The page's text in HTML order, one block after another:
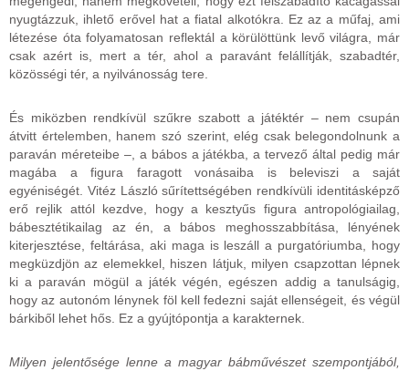
nyugtázzuk, ihlető erővel hat a fiatal alkotókra. Ez az a műfaj, ami
létezése óta folyamatosan reflektál a körülöttünk levő világra, már
csak azért is, mert a tér, ahol a paravánt felállítják, szabadtér,
közösségi tér, a nyilvánosság tere.
És miközben rendkívül szűkre szabott a játéktér – nem csupán
átvitt értelemben, hanem szó szerint, elég csak belegondolnunk a
paraván méreteibe –, a bábos a játékba, a tervező által pedig már
magába a figura faragott vonásaiba is beleviszi a saját
egyéniségét. Vitéz László sűrítettségében rendkívüli identitásképző
erő rejlik attól kezdve, hogy a kesztyűs figura antropológiailag,
bábesztétikailag az én, a bábos meghosszabbítása, lényének
kiterjesztése, feltárása, aki maga is leszáll a purgatóriumba, hogy
megküzdjön az elemekkel, hiszen látjuk, milyen csapzottan lépnek
ki a paraván mögül a játék végén, egészen addig a tanulságig,
hogy az autonóm lénynek föl kell fedezni saját ellenségeit, és végül
bárkiből lehet hős. Ez a gyújtópontja a karakternek.
Milyen jelentősége lenne a magyar bábművészet szempontjából,